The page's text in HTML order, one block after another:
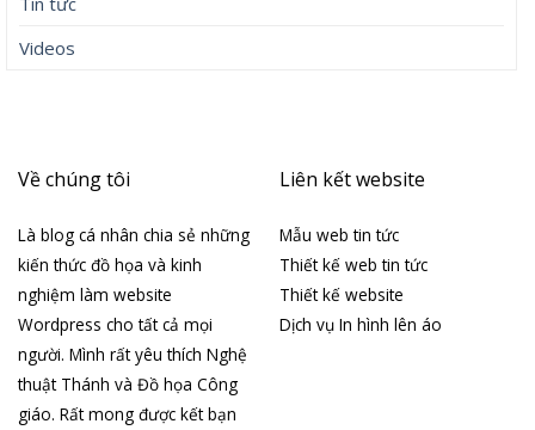
Videos
Về chúng tôi
Là blog cá nhân chia sẻ những
kiến thức đồ họa và kinh
nghiệm làm website
Wordpress cho tất cả mọi
người. Mình rất yêu thích Nghệ
thuật Thánh và Đồ họa Công
giáo. Rất mong được kết bạn
Liên kết website
Mẫu web tin tức
Thiết kế web tin tức
Thiết kế website
Dịch vụ In hình lên áo